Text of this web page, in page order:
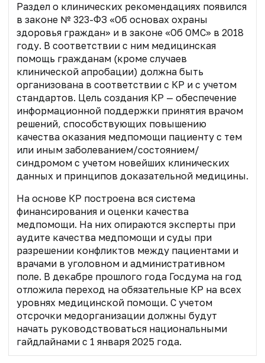
Раздел о клинических рекомендациях появился
в законе № 323-ФЗ «Об основах охраны
здоровья граждан» и в законе «Об ОМС» в 2018
году. В соответствии с ним медицинская
помощь гражданам (кроме случаев
клинической апробации) должна быть
организована в соответствии с КР и с учетом
стандартов. Цель создания КР — обеспечение
информационной поддержки принятия врачом
решений, способствующих повышению
качества оказания медпомощи пациенту с тем
или иным заболеванием/состоянием/
синдромом с учетом новейших клинических
данных и принципов доказательной медицины.
На основе КР построена вся система
финансирования и оценки качества
медпомощи. На них опираются эксперты при
аудите качества медпомощи и суды при
разрешении конфликтов между пациентами и
врачами в уголовном и административном
поле. В декабре прошлого года Госдума на год
отложила переход на обязательные КР на всех
уровнях медицинской помощи. С учетом
отсрочки медорганизации должны будут
начать руководствоваться национальными
гайдлайнами с 1 января 2025 года.